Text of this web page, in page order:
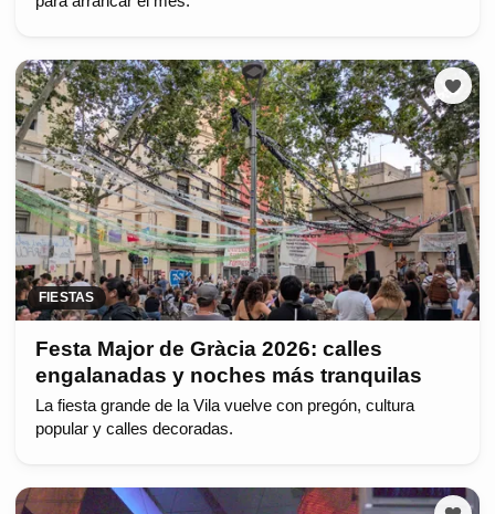
FIESTAS
Festa Major de Gràcia 2026: calles
engalanadas y noches más tranquilas
La fiesta grande de la Vila vuelve con pregón, cultura
popular y calles decoradas.